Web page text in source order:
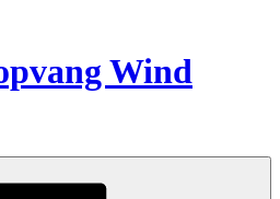
Wind